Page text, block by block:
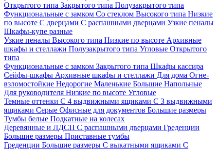
Открытого типа Закрытого типа Полузакрытого типа
Функциональные с замком Со стеклом Высокого типа Низкие
по высоте С дверцами С распашными дверцами Узкие пеналы
Шкафы-купе разные
Узкие пеналы Высокого типа Низкие по высоте Архивные
шкафы и стеллажи Полузакрытого типа Угловые Открытого
типа
Функциональные с замком Закрытого типа Шкафы кассира
Сейфы-шкафы Архивные шкафы и стеллажи Для дома Огне-
взломостойкие Недорогие Маленькие Большие Напольные
Для руководителя Низкие по высоте Угловые
Темные оттенки С 4 выдвижными ящиками С 3 выдвижными
ящиками Серые Офисные для документов Большие размеры
Тумбы белые Подкатные на колесах
Деревянные и ЛДСП С распашными дверцами Греденции
Большие размеры Приставные тумбы
Греденции Большие размеры С выкатными ящиками С